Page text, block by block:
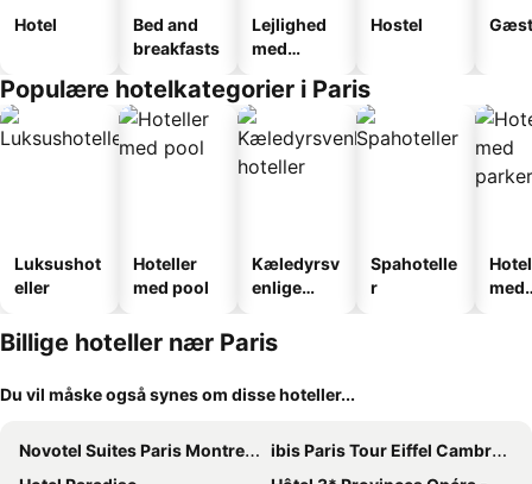
Hotel
Bed and
breakfasts
Lejlighed
med
Hostel
Populære hotelkategorier i Paris
Luksushot
eller
Hoteller
med pool
Kæledyrsv
enlige
Spahotelle
r
med
Billige hoteller nær Paris
Du vil måske også synes om disse hoteller...
Novotel Suites Paris Montreuil Vincennes
ibis Paris Tour Eiffel Cambronne 15ème